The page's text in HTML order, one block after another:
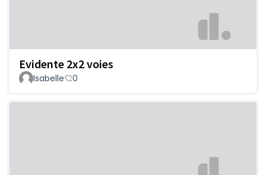
Evidente 2x2 voies
Isabelle 0